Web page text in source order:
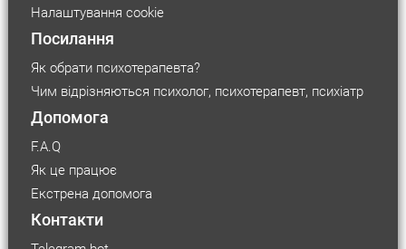
Налаштування cookie
Посилання
Як обрати психотерапевта?
Чим відрізняються психолог, психотерапевт, психіатр
Допомога
F.A.Q
Як це працює
Екстрена допомога
Контакти